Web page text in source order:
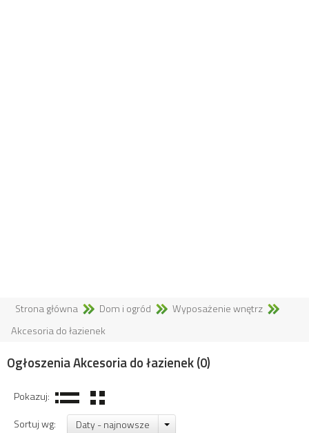
Strona główna Dom i ogród
Wyposażenie wnętrz
Akcesoria do łazienek
Ogłoszenia Akcesoria do łazienek(0)
Pokazuj:
Sortuj wg:
Daty - najnowsze